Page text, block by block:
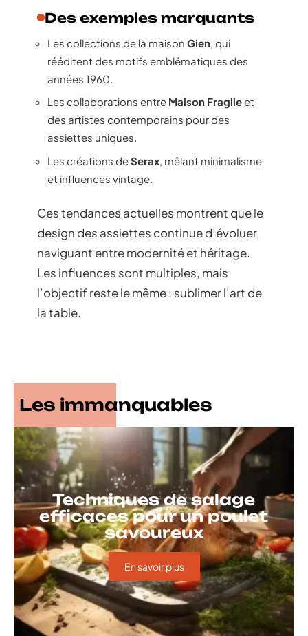
Des exemples marquants
Les collections de la maison Gien , qui
rééditent des motifs emblématiques des
années 1960.
Les collaborations entre Maison Fragileet
des artistes contemporains pour des
assiettes uniques.
Les créations deSerax , mêlant minimalisme
et influences vintage.
Ces tendances actuelles montrent que le
design des assiettes continue d’évoluer,
naviguant entre modernité et héritage.
Les influences sont multiples, mais
l’objectif reste le même : sublimer l’art de
la table.
Les immanquables
Techniques de salage
efficaces pour un poulet
savoureux
En savoir plus